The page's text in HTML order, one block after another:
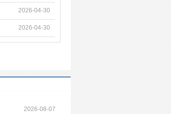
2026-04-30
2026-04-30
2026-08-07